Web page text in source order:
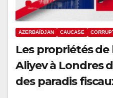
AZERBAÏDJAN CAUCASE
Les propriétés
Aliyev à Londres
des paradis